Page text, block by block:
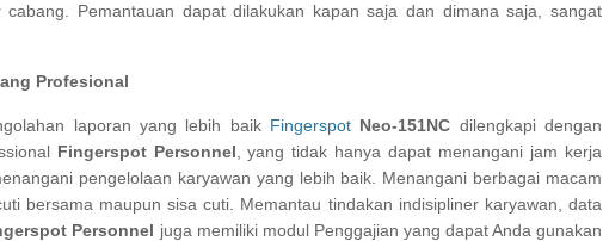
Pemantauan dapat dilakukan kapan saja dan dimana saja, sangat
Profesional
laporan yang lebih baik Fingerspot Neo-151NC dilengkapi dengan
Fingerspot Personnel , yang tidak hanya dapat menangani jam kerja
pengelolaan karyawan yang lebih baik. Menangani berbagai macam
bersama maupun sisa cuti. Memantau tindakan indisipliner karyawan, data
Personnel juga memiliki modul Penggajian yang dapat Anda gunakan